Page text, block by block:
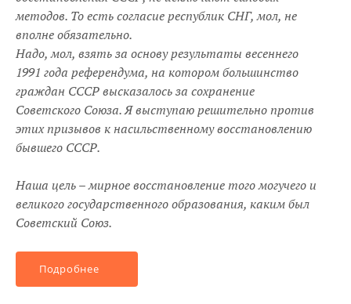
методов. То есть согласие республик СНГ, мол, не
вполне обязательно.
Надо, мол, взять за основу результаты весеннего
1991 года референдума, на котором большинство
граждан СССР высказалось за сохранение
Советского Союза. Я выступаю решительно против
этих призывов к насильственному восстановлению
бывшего СССР.
Наша цель – мирное восстановление того могучего и
великого государственного образования, каким был
Советский Союз.
Подробнее